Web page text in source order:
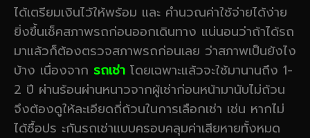
ได้เตรียมเงินไว้ให้พร้อม และ คำนวณค่าใช้จ่ายได้ง่าย
ยิ่งขึ้นเช็คสภาพรถก่อนออกเดินทาง แน่นอนว่าถ้าได้รถ
มาแล้วก็ต้องตรวจสภาพรถก่อนเลย ว่าสภาพเป็นยังไง
บ้าง เนื่องจาก รถเช่า โดยเฉพาะแล้วจะใช้มานานถึง 1-
2 ปี ผ่านร้อนผ่านหนาวจากผู้เช่าก่อนหน้ามานับไม่ถ้วน
จึงต้องดูให้ละเอียดถี่ถ้วนในการเลือกเช่า เช่น หากไม่
ได้ซื้อปร ะกันรถเช่าแบบครอบคลุมค่าเสียหายทั้งหมด